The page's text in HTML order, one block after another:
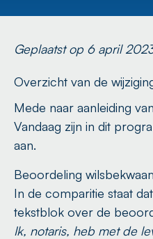
Geplaatst op 6 april
Overzicht van de
Mede naar aanleiding
Vandaag zijn in dit
aan.
Beoordeling
In de comparitie staat
tekstblok over de
Ik, notaris, heb met de